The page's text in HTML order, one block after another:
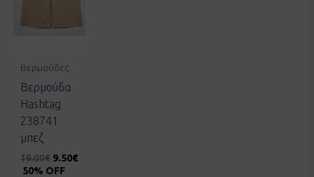
Βερμούδες
Βερμούδα
Hashtag
238741
μπεζ
19.00€ 9.50€
50% OFF